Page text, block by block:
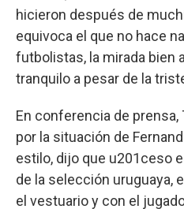
hicieron después de
equivoca el que no hace
futbolistas, la mirada bien
tranquilo a pesar de la
En conferencia de
por la situación de
estilo, dijo que u201ceso
de la selección uruguaya,
el vestuario y con el